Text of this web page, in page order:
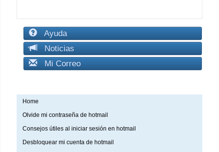
Ayuda
Noticias
Mi Correo
Home
Olvide mi contraseña de hotmail
Consejos útiles al iniciar sesión en hotmail
Desbloquear mi cuenta de hotmail